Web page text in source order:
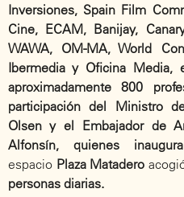
Inversiones, Spain Film
Cine, ECAM, Banijay,
WAWA, OM-MA, World
Ibermedia y Oficina
aproximadamente 800
participación del Ministro
Olsen y el Embajador de
Alfonsín, quienes
espacio Plaza Matadero
personas diarias.